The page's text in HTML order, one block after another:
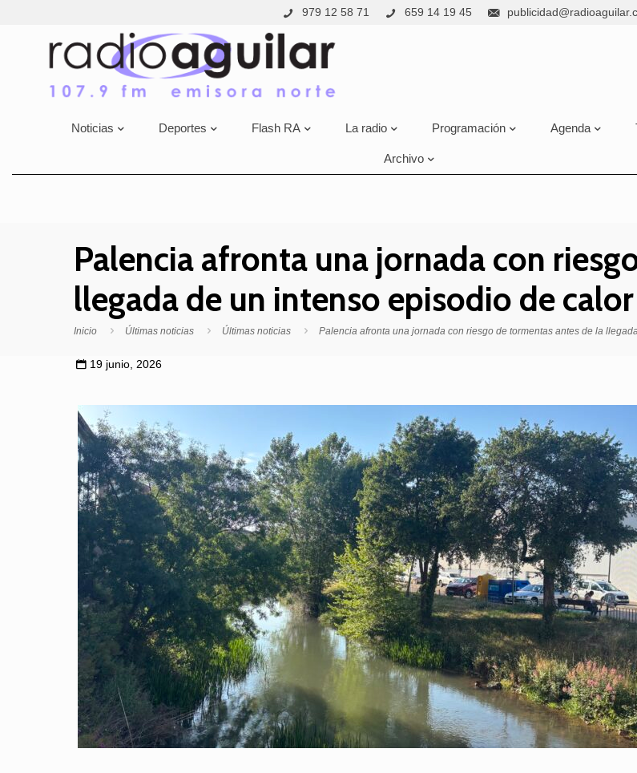
979 12 58 71 659 14 19 45
Noticias Deportes Flash RA La radio Programación Agenda
Archivo
Palencia afronta una jornada con
llegada de un intenso episodio de calor
Inicio Últimas noticias Últimas noticias Palencia afronta una jornada con riesgo de tormentas antes de la
19 junio, 2026